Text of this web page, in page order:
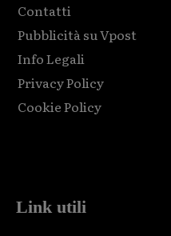
Contatti
Pubblicità su Vpost
Info Legali
Privacy Policy
Cookie Policy
Link utili